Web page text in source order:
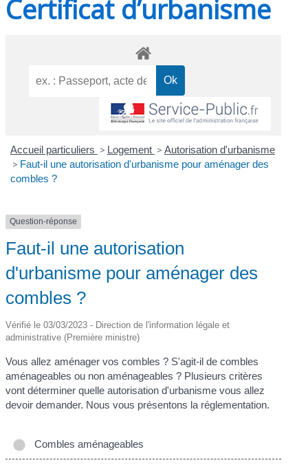
Certificat d’urbanisme
Accueil particuliers > Logement > Autorisation d'urbanisme
> Faut-il une autorisation d'urbanisme pour aménager des
combles ?
Question-réponse
Faut-il une autorisation
d'urbanisme pour aménager des
combles ?
Vérifié le 03/03/2023 - Direction de l'information légale et
administrative (Première ministre)
Vous allez aménager vos combles ? S'agit-il de combles
aménageables ou non aménageables ? Plusieurs critères
vont déterminer quelle autorisation d'urbanisme vous allez
devoir demander. Nous vous présentons la réglementation.
Combles aménageables